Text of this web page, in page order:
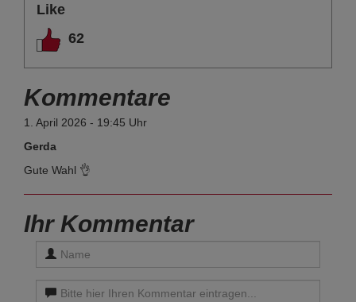
Like
62
Kommentare
1. April 2026 - 19:45 Uhr
Gerda
Gute Wahl 👌
Ihr Kommentar